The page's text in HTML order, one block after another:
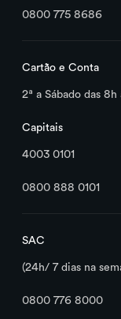
0800 775 8686
Cartão e Conta
2ª a Sábado das
Capitais
4003 0101
0800 888 0101
SAC
(24h/ 7 dias na
0800 776 8000